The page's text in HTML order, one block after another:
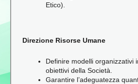
Etico).
Direzione Risorse Umane
Definire modelli organizzativi
obiettivi della Società.
Garantire l’adeguatezza